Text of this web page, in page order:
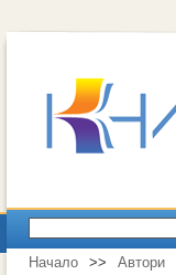
Начало >> Автори